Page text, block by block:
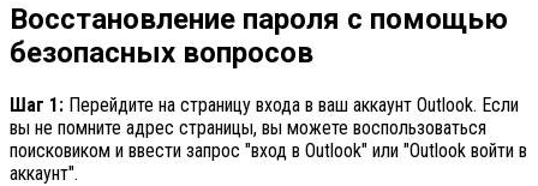
Восстановление пароля с помощью
безопасных вопросов
Шаг 1: Перейдите на страницу входа в ваш аккаунт Outlook. Если
вы не помните адрес страницы, вы можете воспользоваться
поисковиком и ввести запрос "вход в Outlook" или "Outlook войти в
аккаунт".